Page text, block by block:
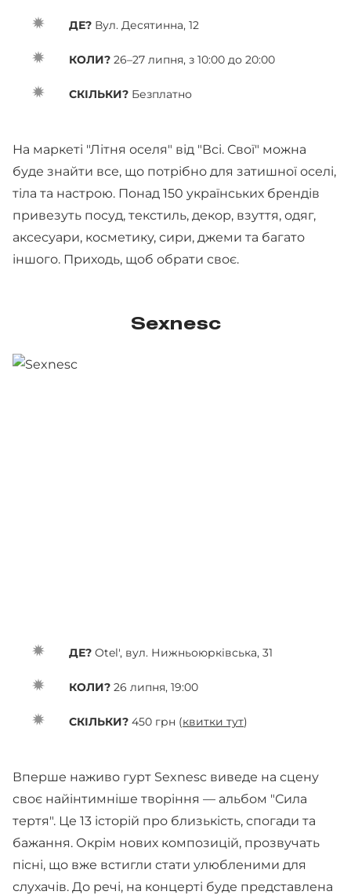
ДЕ? Вул. Десятинна, 12
КОЛИ? 26–27 липня, з 10:00 до 20:00
СКІЛЬКИ? Безплатно
На маркеті "Літня оселя" від "Всі. Свої" можна
буде знайти все, що потрібно для затишної оселі,
тіла та настрою. Понад 150 українських брендів
привезуть посуд, текстиль, декор, взуття, одяг,
аксесуари, косметику, сири, джеми та багато
іншого. Приходь, щоб обрати своє.
Sexnesc
ДЕ? Otel', вул. Нижньоюрківська, 31
КОЛИ? 26 липня, 19:00
СКІЛЬКИ? 450 грн (квитки тут)
Вперше наживо гурт Sexnesc виведе на сцену
своє найінтимніше творіння — альбом "Сила
тертя". Це 13 історій про близькість, спогади та
бажання. Окрім нових композицій, прозвучать
пісні, що вже встигли стати улюбленими для
слухачів. До речі, на концерті буде представлена